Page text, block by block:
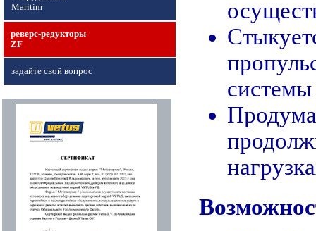
Maritim
реверс-редукторы
ZF
задайте свой вопрос